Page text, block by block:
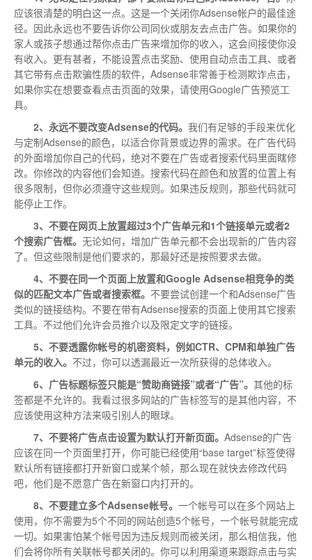
应该很清楚的明白这一点。这是一个关闭你Adsense帐户的最佳途
径。因此永远也不要告诉你公司同伙或朋友去点击广告。如果你的
家人或孩子想通过帮你点击广告来增加你的收入，这会间接使你没
有收入。更有甚者，不能设置点击奖励、使用自动点击工具、或者
其它带有点击欺骗性质的软件，Adsense非常善于检测欺诈点击，
如果你实在想要查看点击页面的效果，请使用Google广告预览工
具。
2、永远不要改变Adsense的代码。 我们有足够的手段来优化
与定制Adsense的颜色，以适合你背景或边界的需求。在广告代码
的外面增加你自己的代码，绝对不要在广告或者搜索代码里面瞎修
改。你修改的内容他们会知道。搜索代码在颜色和放置的位置上有
很多限制，但你必须遵守这些规则。如果违反规则，那些代码就可
能停止工作。
3、不要在网页上放置超过3个广告单元和1个链接单元或者2
个搜索广告框。 无论如何，增加广告单元都不会出现新的广告内容
了。但这些限制是他们要求的，那最好还是按照要求去做。
4、不要在同一个页面上放置和Google Adsense相竞争的类
似的匹配文本广告或者搜索框。 不要尝试创建一个和Adsense广告
类似的链接结构。不要在带有Adsense搜索的页面上使用其它搜索
工具。不过他们允许会员推介以及限定文字的链接。
5、不要透露你帐号的机密资料，例如CTR、CPM和单独广告
单元的收入。 不过，你可以透漏最近一次所获得的总体收入。
6、广告标题标签只能是“赞助商链接”或者“广告”。 其他的标
签都是不允许的。我看过很多网站的广告标签写的是其他内容，不
应该使用这种方法来吸引别人的眼球。
7、不要将广告点击设置为默认打开新页面。 Adsense的广告
应该在同一个页面里打开，你可能已经使用“base target”标签使得
默认所有链接都打开新窗口或某个帧，那么现在就快去修改代码
吧，他们是不愿意广告在新窗口内打开的。
8、不要建立多个Adsense帐号。 一个帐号可以在多个网站上
使用，你不需要为5个不同的网站创造5个帐号，一个帐号就能完成
一切。如果害怕某个帐号因为违反规则而被关闭，那么相信我，他
们会将你所有关联帐号都关闭的。你可以利用渠道来跟踪点击与实